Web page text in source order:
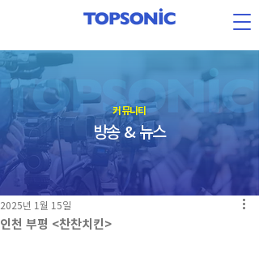
​커뮤니티
방송 & 뉴스
인천 부평 <찬찬치킨>
2025년 1월 15일